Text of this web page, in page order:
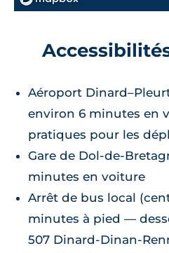
Aéroport
environ 6 minutes en
pratiques pour les
Gare de
minutes en voiture
Arrêt de bus local
minutes à pied —
507